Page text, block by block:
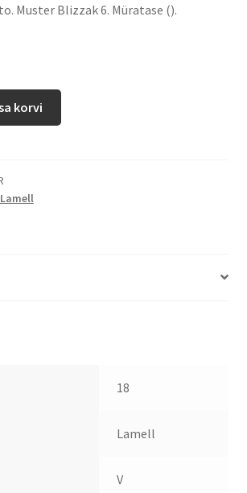
Muster Blizzak 6. Müratase ().
korvi
Lamell
18
Lamell
V